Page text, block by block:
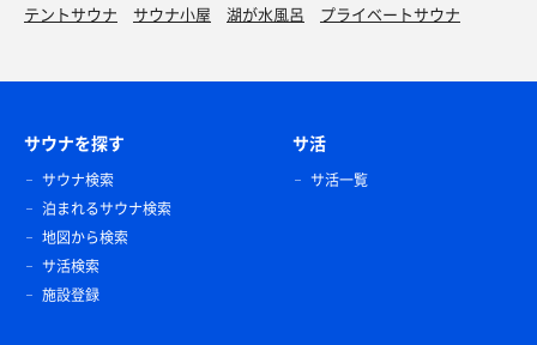
テントサウナ
サウナ小屋 湖が水風呂 プライベートサウナ
サウナを探す
サウナ検索
泊まれるサウナ検索
地図から検索
サ活検索
施設登録
サ活
サ活一覧